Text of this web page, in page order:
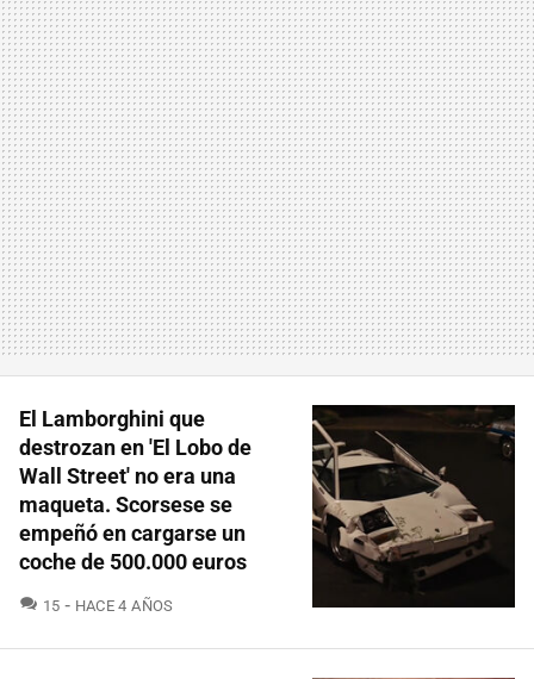
El Lamborghini que
destrozan en 'El Lobo de
Wall Street' no era una
maqueta. Scorsese se
empeñó en cargarse un
coche de 500.000 euros
15 COMENTARIOS
HACE 4 AÑOS